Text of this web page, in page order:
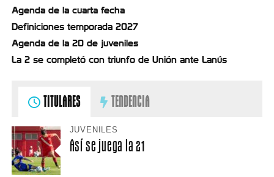
Agenda de la cuarta fecha
Definiciones temporada 2027
Agenda de la 20 de juveniles
La 2 se completó con triunfo de Unión ante Lanús
TITULARES TENDENCIA
JUVENILES
Así se juega la 21